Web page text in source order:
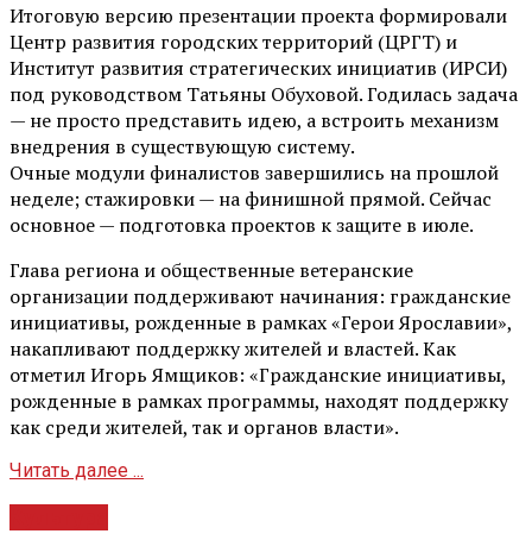
Итоговую версию презентации проекта формировали
Центр развития городских территорий (ЦРГТ) и
Институт развития стратегических инициатив (ИРСИ)
под руководством Татьяны Обуховой. Годилась задача
— не просто представить идею, а встроить механизм
внедрения в существующую систему.
Очные модули финалистов завершились на прошлой
неделе; стажировки — на финишной прямой. Сейчас
основное — подготовка проектов к защите в июле.
Глава региона и общественные ветеранские
организации поддерживают начинания: гражданские
инициативы, рожденные в рамках «Герои Ярославии»,
накапливают поддержку жителей и властей. Как
отметил Игорь Ямщиков: «Гражданские инициативы,
рожденные в рамках программы, находят поддержку
как среди жителей, так и органов власти».
Читать далее ...